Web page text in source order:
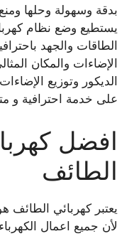
بدقة وسهولة وحلها
يستطيع وضع نظام
الطاقات والجهد
الإضاءات والمكان
الديكور وتوزيع
على خدمة احترافية و
افضل
الطائف
يعتبر كهربائي الطائف
لأن جميع اعمال